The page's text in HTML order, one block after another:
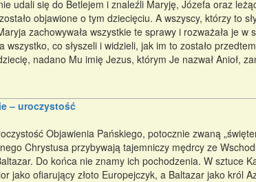
udali się do Betlejem i znaleźli Maryję, Józefa oraz
objawione o tym dziecięciu. A wszyscy, którzy to
zachowywała wszystkie te sprawy i rozważała je
wszystko, co słyszeli i widzieli, jak im to zostało
nadano Mu imię Jezus, którym Je nazwał Anioł,
– uroczystość
Objawienia Pańskiego, potocznie zwaną
Chrystusa przybywają tajemniczy mędrcy ze
Do końca nie znamy ich pochodzenia. W sztuce
jako ofiarujący złoto Europejczyk, a Baltazar jako król